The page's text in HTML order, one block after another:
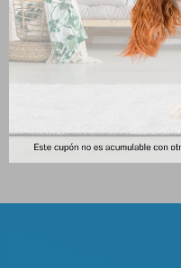
Limpia Lagrimas Soft Care Eye